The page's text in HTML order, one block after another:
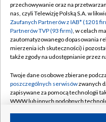
Abonament TVP
Emisja w TVP
Centrum informacji TVP
Naziemna Telewizja
Rada Programowa
System NOS
Informacje o nadawcy
Polityka
przechowywanie oraz na
nas, czyli Telewizję Polską S.A. w
Zaufanych Partnerów z IAB* (1201
Partnerów TVP (93 firm), w celach
zautomatyzowanego dopasowania
mierzenia ich skuteczności) i
także zgody na udostępnianie przez
Twoje dane osobowe zbierane
poszczególnych serwisówzwanych
zapisywane za pomocą technologii
WWW lub innych podobnych